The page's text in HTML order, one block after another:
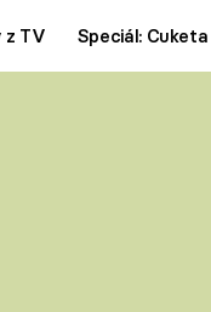
z TV Speciál: Cuketa